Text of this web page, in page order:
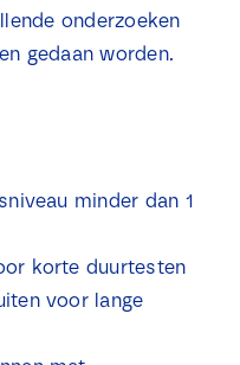
onderzoeken
gedaan worden.
minder dan 1
korte duurtesten
voor lange